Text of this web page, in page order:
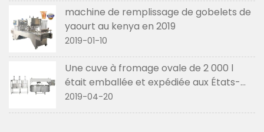
machine de remplissage de gobelets de
yaourt au kenya en 2019
2019-01-10
Une cuve à fromage ovale de 2 000 l
était emballée et expédiée aux États-
Unis en avril 2019
2019-04-20